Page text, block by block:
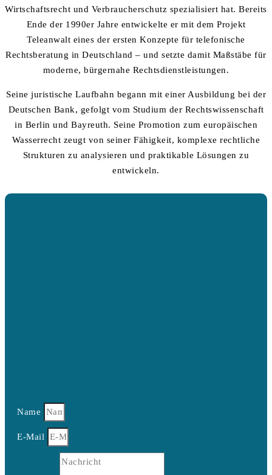
Wirtschaftsrecht und Verbraucherschutz spezialisiert hat. Bereits
Ende der 1990er Jahre entwickelte er mit dem Projekt
Teleanwalt eines der ersten Konzepte für telefonische
Rechtsberatung in Deutschland – und setzte damit Maßstäbe für
moderne, bürgernahe Rechtsdienstleistungen.
Seine juristische Laufbahn begann mit einer Ausbildung bei der
Deutschen Bank, gefolgt vom Studium der Rechtswissenschaft
in Berlin und Bayreuth. Seine Promotion zum europäischen
Wasserrecht zeugt von seiner Fähigkeit, komplexe rechtliche
Strukturen zu analysieren und praktikable Lösungen zu
entwickeln.
Name
E-Mail